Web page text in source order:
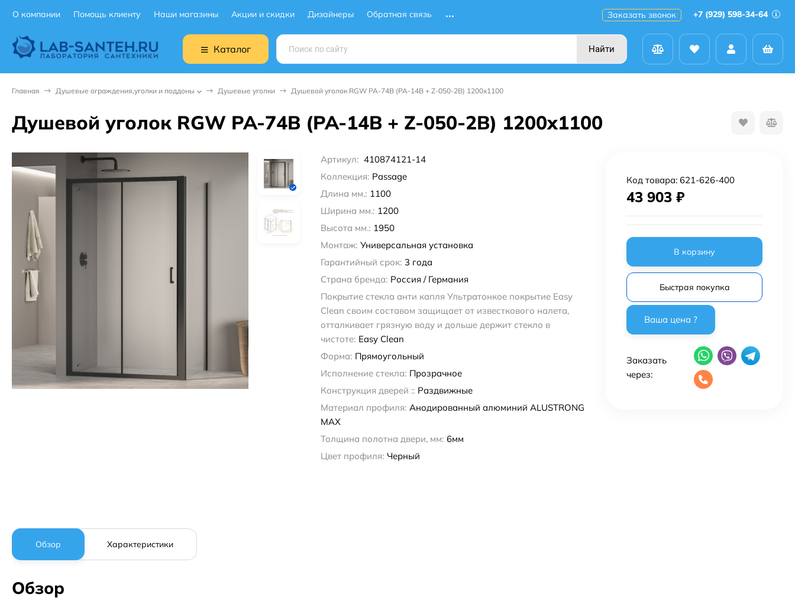
О компании Помощь клиенту Наши магазины Акции и скидки Дизайнеры Обратная связь Заказать звонок +7 (929) 598-34-64
Каталог Найти
Главная Душевые ограждения,уголки и поддоны Душевые уголки Душевой уголок RGW PA-74B (PA-14B + Z-050-2B) 1200x1100
Душевой уголок RGW PA-74B (PA-14B + Z-050-2B) 1200x1100
Артикул: 410874121-14
Коллекция: Passage
Длина мм.: 1100
Ширина мм.: 1200
Высота мм.: 1950
Монтаж: Универсальная установка
Гарантийный срок: 3 года
Страна бренда: Россия / Германия
Покрытие стекла анти капля Ультратонкое покрытие Easy
Clean своим составом защищает от известкового налета,
отталкивает грязную воду и дольше держит стекло в
чистоте: Easy Clean
Форма: Прямоугольный
Исполнение стекла: Прозрачное
Конструкция дверей :: Раздвижные
Материал профиля: Анодированный алюминий ALUSTRONG
MAX
Толщина полотна двери, мм: 6мм
Цвет профиля: Черный
Код товара: 621-626-400
43 903 ₽
В корзину
Быстрая покупка
Заказать
через:
Обзор Характеристики
Обзор